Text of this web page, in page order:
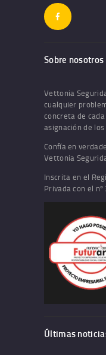
Sobre nosotros
Vettonia
cualquier
concreta de
asignación de
Confía en
Vettonia
Inscrita en el
Privada con el nº
Últimas